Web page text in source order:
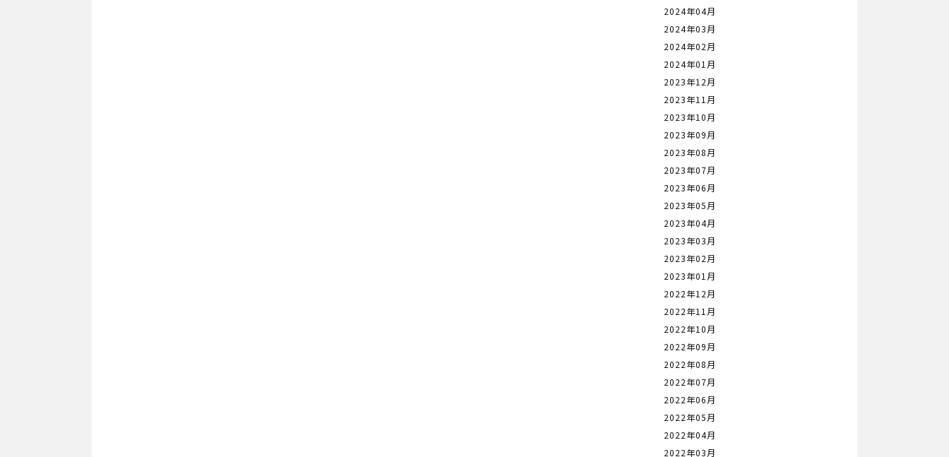
2024年04月
2024年03月
2024年02月
2024年01月
2023年12月
2023年11月
2023年10月
2023年09月
2023年08月
2023年07月
2023年06月
2023年05月
2023年04月
2023年03月
2023年02月
2023年01月
2022年12月
2022年11月
2022年10月
2022年09月
2022年08月
2022年07月
2022年06月
2022年05月
2022年04月
2022年03月